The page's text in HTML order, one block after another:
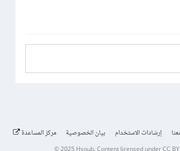
إرشادات الاستخدام بيان الخصوصية مركز المساعدة